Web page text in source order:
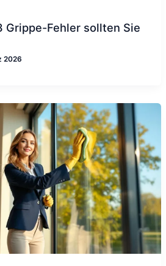
Grippe-Fehler sollten Sie
2026